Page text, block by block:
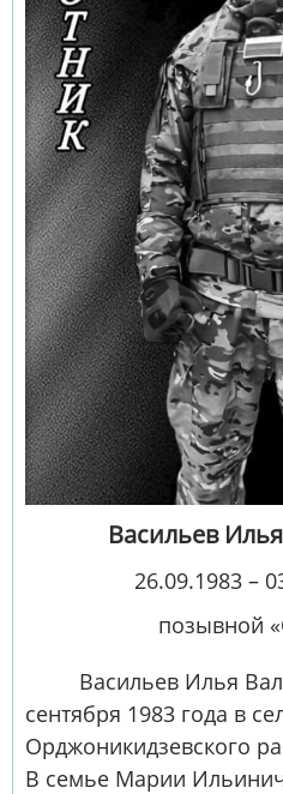
Васильев
26.09.1983 –
позывной
Васильев Илья
сентября 1983 года в
Орджоникидзевского
В семье Марии